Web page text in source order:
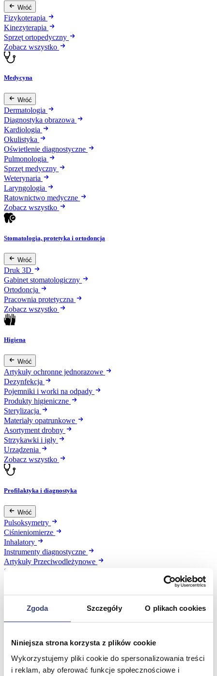
Zgoda Szczegóły O plikach cookies
Niniejsza strona korzysta z plików cookie
Wykorzystujemy pliki cookie do spersonalizowania treści
i reklam, aby oferować funkcje społecznościowe i
Wróć
Fizykoterapia
Kinezyterapia
Sprzęt ortopedyczny
Zobacz wszystko
Medycyna
Wróć
Dermatologia
Diagnostyka obrazowa
Kardiologia
Okulistyka
Oświetlenie diagnostyczne
Pulmonologia
Sprzęt medyczny
Weterynaria
Laryngologia
Ratownictwo medyczne
Zobacz wszystko
Stomatologia, protetyka i ortodoncja
Wróć
Druk 3D
Gabinet stomatologiczny
Ortodoncja
Pracownia protetyczna
Zobacz wszystko
Higiena
Wróć
Artykuły ochronne jednorazowe
Dezynfekcja
Pojemniki i worki na odpady
Produkty higieniczne
Sterylizacja
Materiały opatrunkowe
Asortyment drobny
Strzykawki i igły
Urządzenia
Zobacz wszystko
Profilaktyka i diagnostyka
Wróć
Pulsoksymetry
Ciśnieniomierze
Inhalatory
Instrumenty diagnostyczne
Artykuły Przeciwodleżynowe
Stetoskopy
Meble medyczne
Wróć
Pielęgnacja mebli
Taborety i krzesła